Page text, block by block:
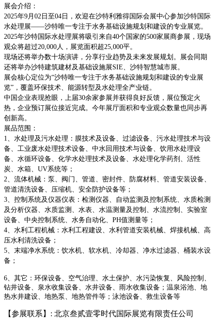
展会介绍：
2025年9月02日至04日，欢迎在沙特利雅得国际会展中心参加沙特国际
水处理展——沙特唯一专注于水务基础设施规划和建设的专业展览。
2025年沙特国际水处理展将吸引来自40个国家的500家展商参展，现场
观众将超过20,000人，展览面积超25,000平。
现场还将举办数十场演讲，分享行业趋势及未来发展规划。展会同期
还将举办沙特建筑建材及基础设施展SIE、沙特智慧城市展。
展会核心定位为“沙特唯一专注于水务基础设施规划和建设的专业展
览”，覆盖环保技术、能源转型及水处理全产业链。
中国企业表现抢眼，上届30余家参展并获得良好反馈，展位预定火
热，企业预订展位接近完成。今年展厅面积和专业观众数量也同步再
创新高。
展品范围：
1、水处理及污水处理：膜技术及设备、过滤设备、污水处理技术与设
备、工业废水处理技术设备、中水回用技术与设备、饮用水处理设
备、水循环设备、化学水处理技术及设备、水处理化学药剂、活性
炭、水箱、UV系统等；
2、流体机械：泵、阀门、管道、密封件、防腐材料、管道安装设备、
管道清洗设备、压缩机、安全防护设备等；
3、控制系统及仪器仪表：检测仪器、自动监测及控制系统、水质检测
及分析仪器、水质监测、水表、水温测量及控制、水流控制、实验室
设备、中央控制系统、水务自动化、PH值测量等；
4、水利工程机械：水利工程建设、水利管道安装机械、焊接机械、高
压水利清洗设备；
5、末端净水系统：饮水机、软水机、冷却器、净水过滤器、桶装水设
备；
6、其它：环保设备、空气治理、水土保护、水污染恢复、风险控制、
钻井设备、泉水收集设备、水井设备、雨水收集设备；温泉浴池、地
热水井建设、地热泵、地热管件等；泳池设备、救生设备等
【参展联系】: 北京叁贰壹零时代国际展览有限责任公司